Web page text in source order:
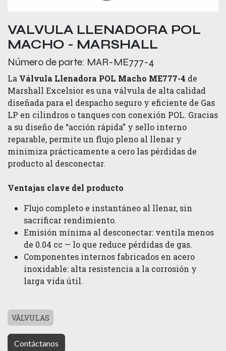
VALVULA LLENADORA POL
MACHO - MARSHALL
Número de parte: MAR-ME777-4
La Válvula Llenadora POL Macho ME777-4 de
Marshall Excelsior es una válvula de alta calidad
diseñada para el despacho seguro y eficiente de Gas
LP en cilindros o tanques con conexión POL. Gracias
a su diseño de “acción rápida” y sello interno
reparable, permite un flujo pleno al llenar y
minimiza prácticamente a cero las pérdidas de
producto al desconectar.
Ventajas clave del producto
Flujo completo e instantáneo al llenar, sin
sacrificar rendimiento.
Emisión mínima al desconectar: ventila menos
de 0.04 cc — lo que reduce pérdidas de gas.
Componentes internos fabricados en acero
inoxidable: alta resistencia a la corrosión y
larga vida útil.
VÁLVULAS
Contáctanos